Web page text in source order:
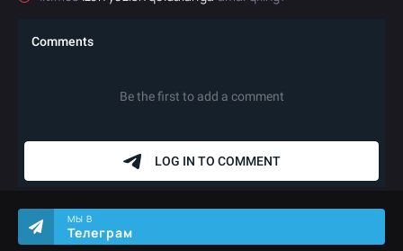
МЫ В
Телеграм